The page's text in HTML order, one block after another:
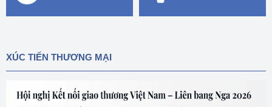
XÚC TIẾN THƯƠNG MẠI